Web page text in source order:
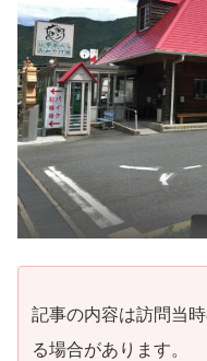
記事の内容は訪問当
る場合があります。